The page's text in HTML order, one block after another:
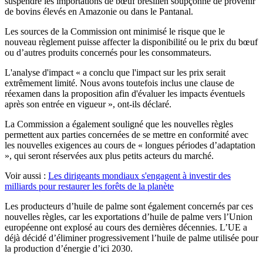
de bovins élevés en Amazonie ou dans le Pantanal.
Les sources de la Commission ont minimisé le risque que le
nouveau règlement puisse affecter la disponibilité ou le prix du bœuf
ou d’autres produits concernés pour les consommateurs.
L'analyse d'impact « a conclu que l'impact sur les prix serait
extrêmement limité. Nous avons toutefois inclus une clause de
réexamen dans la proposition afin d'évaluer les impacts éventuels
après son entrée en vigueur », ont-ils déclaré.
La Commission a également souligné que les nouvelles règles
permettent aux parties concernées de se mettre en conformité avec
les nouvelles exigences au cours de « longues périodes d’adaptation
», qui seront réservées aux plus petits acteurs du marché.
Voir aussi : Les dirigeants mondiaux s'engagent à investir des
milliards pour restaurer les forêts de la planète
Les producteurs d’huile de palme sont également concernés par ces
nouvelles règles, car les exportations d’huile de palme vers l’Union
européenne ont explosé au cours des dernières décennies. L’UE a
déjà décidé d’éliminer progressivement l’huile de palme utilisée pour
la production d’énergie d’ici 2030.